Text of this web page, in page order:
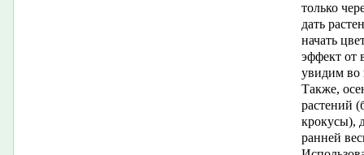
только
дать
начать
эффект от
увидим во
Также,
растений
крокусы),
ранней